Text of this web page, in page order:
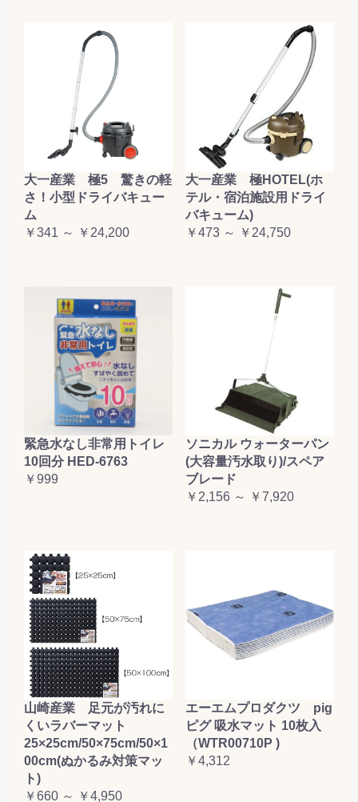
大一産業 極5 驚きの軽
さ！小型ドライバキュー
ム
￥341 ～ ￥24,200
大一産業 極HOTEL(ホ
テル・宿泊施設用ドライ
バキューム)
￥473 ～ ￥24,750
緊急水なし非常用トイレ
10回分 HED-6763
￥999
ソニカル ウォーターパン
(大容量汚水取り)/スペア
ブレード
￥2,156 ～ ￥7,920
山崎産業 足元が汚れに
くいラバーマット
25×25cm/50×75cm/50×1
00cm(ぬかるみ対策マッ
ト)
￥660 ～ ￥4,950
エーエムプロダクツ pig
ピグ 吸水マット 10枚入
（WTR00710P )
￥4,312